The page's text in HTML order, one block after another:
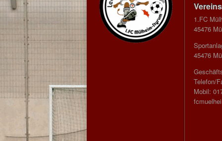
1.FC
45476
45476
Telefon/
Mobil: